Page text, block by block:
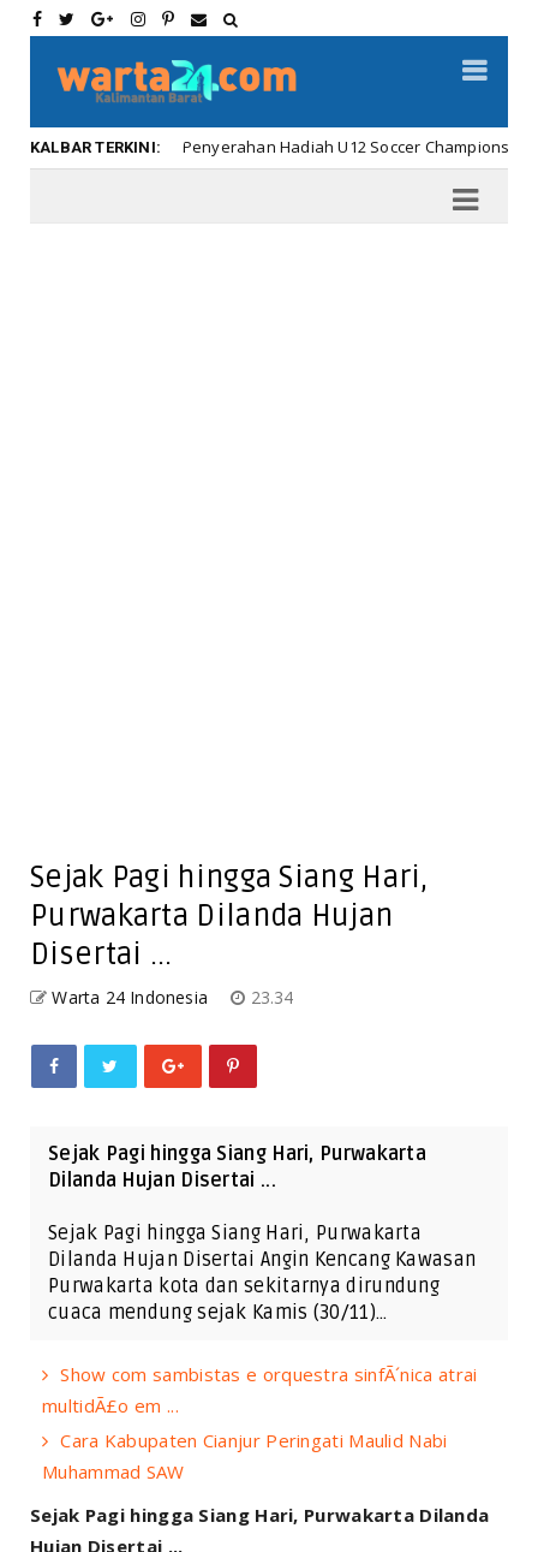
KALBAR TERKINI:
Meriahnya Penyerahan Hadiah U12 Soccer Championship ...
Sejak Pagi hingga Siang Hari,
Purwakarta Dilanda Hujan
Disertai ...
Warta 24 Indonesia 23.34
Sejak Pagi hingga Siang Hari, Purwakarta
Dilanda Hujan Disertai ...
Sejak Pagi hingga Siang Hari, Purwakarta
Dilanda Hujan Disertai Angin Kencang Kawasan
Purwakarta kota dan sekitarnya dirundung
cuaca mendung sejak Kamis (30/11)…
Show com sambistas e orquestra sinfÃ´nica atrai
multidÃ£o em ...
Cara Kabupaten Cianjur Peringati Maulid Nabi
Muhammad SAW
Sejak Pagi hingga Siang Hari, Purwakarta Dilanda
Hujan Disertai ...